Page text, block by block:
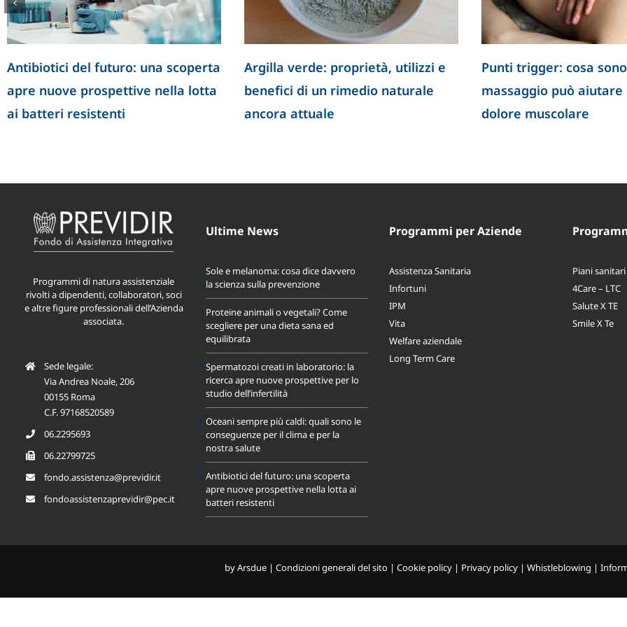
verde: proprietà, utilizzi e
di un rimedio naturale
attuale
Punti trigger: cosa sono e come il
massaggio può aiutare a ridurre il
dolore muscolare
Il valore della risata nella
dei bambini
Programmi di natura assistenziale
rivolti a dipendenti, collaboratori, soci
e altre figure professionali dell’Azienda
associata.
Sede legale:
Via Andrea Noale, 206
00155 Roma
C.F. 97168520589
06.2295693
06.22799725
fondo.assistenza@previdir.it
fondoassistenzaprevidir@pec.it
Ultime News
Sole e melanoma: cosa dice davvero
la scienza sulla prevenzione
Proteine animali o vegetali? Come
scegliere per una dieta sana ed
equilibrata
Spermatozoi creati in laboratorio: la
ricerca apre nuove prospettive per lo
studio dell’infertilità
Oceani sempre più caldi: quali sono le
conseguenze per il clima e per la
nostra salute
Antibiotici del futuro: una scoperta
apre nuove prospettive nella lotta ai
batteri resistenti
Programmi per Aziende
Assistenza Sanitaria
Infortuni
IPM
Vita
Welfare aziendale
Long Term Care
Piani
4Care – LTC
Salute X TE
Smile X Te
byArsdue | Condizioni generali del sito | Cookie policy | Privacy policy | Whistleblowing |